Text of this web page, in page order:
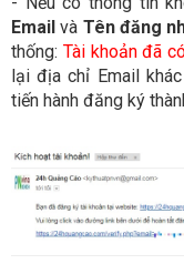
Emailvà Tên đăng
thống: Tài khoản đã
lại địa chỉ Email
tiến hành đăng ký